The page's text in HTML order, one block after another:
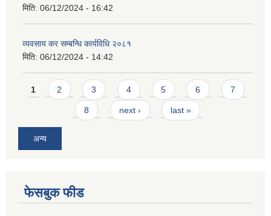
मिति: 06/12/2024 - 16:42
व्यवसाय कर सम्बन्धि कार्यविधि २०८१
मिति: 06/12/2024 - 14:42
Pages
1 2 3 4 5 6 7
8 next › last »
अन्य
फेसबुक फीड